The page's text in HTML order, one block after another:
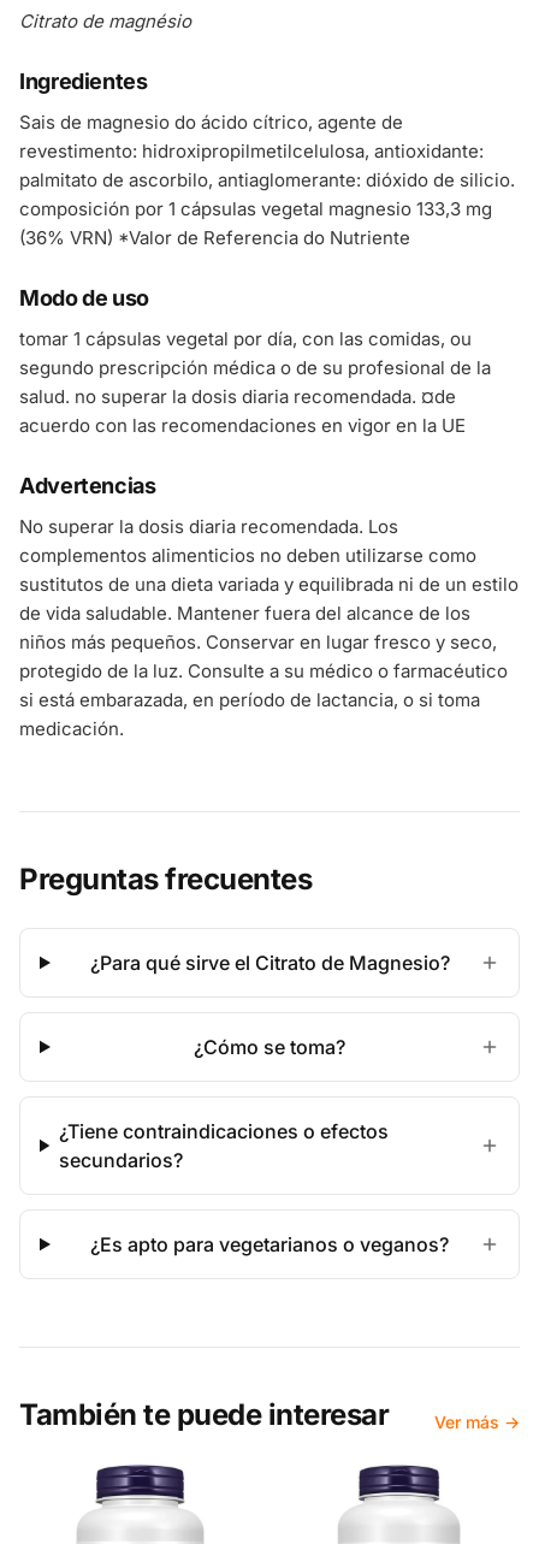
Citrato de magnésio
Ingredientes
Sais de magnesio do ácido cítrico, agente de
revestimento: hidroxipropilmetilcelulosa, antioxidante:
palmitato de ascorbilo, antiaglomerante: dióxido de silicio.
composición por 1 cápsulas vegetal magnesio 133,3 mg
(36% VRN) *Valor de Referencia do Nutriente
Modo de uso
tomar 1 cápsulas vegetal por día, con las comidas, ou
segundo prescripción médica o de su profesional de la
salud. no superar la dosis diaria recomendada. ¤de
acuerdo con las recomendaciones en vigor en la UE
Advertencias
No superar la dosis diaria recomendada. Los
complementos alimenticios no deben utilizarse como
sustitutos de una dieta variada y equilibrada ni de un estilo
de vida saludable. Mantener fuera del alcance de los
niños más pequeños. Conservar en lugar fresco y seco,
protegido de la luz. Consulte a su médico o farmacéutico
si está embarazada, en período de lactancia, o si toma
medicación.
Preguntas frecuentes
¿Para qué sirve el Citrato de Magnesio?
¿Cómo se toma?
¿Tiene contraindicaciones o efectos
secundarios?
¿Es apto para vegetarianos o veganos?
También te puede interesar Ver más →